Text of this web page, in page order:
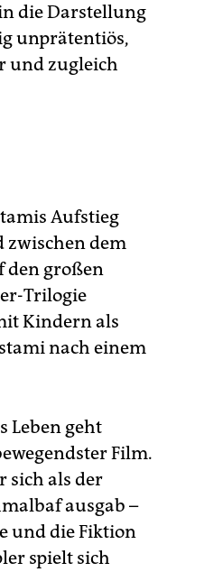
die Darstellung
unprätentiös,
und zugleich
Aufstieg
zwischen dem
den großen
Trilogie
Kindern als
nach einem
Leben geht
Film.
sich als der
ausgab –
und die Fiktion
spielt sich